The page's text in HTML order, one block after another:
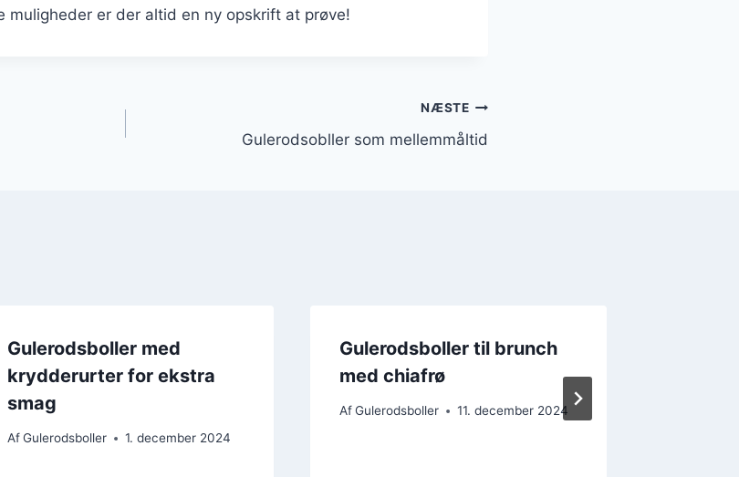
muligheder er der altid en ny opskrift at prøve!
NÆSTE
Gulerodsobller som mellemmåltid
Gulerodsboller med
krydderurter for ekstra
smag
Af Gulerodsboller 1. december 2024
Gulerodsboller til brunch
med chiafrø
Af Gulerodsboller 11. december 2024